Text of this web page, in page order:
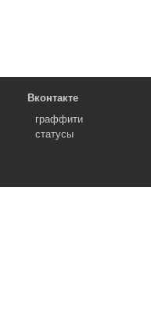
Вконтакте
граффити
статусы